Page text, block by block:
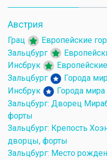
Австрия
Грац
Европейские
Зальцбург
Инсбрук
Зальцбург
Города
Инсбрук
Города
Зальцбург: Дворец
форты
Зальцбург: Крепость
дворцы, форты
Зальцбург: Место